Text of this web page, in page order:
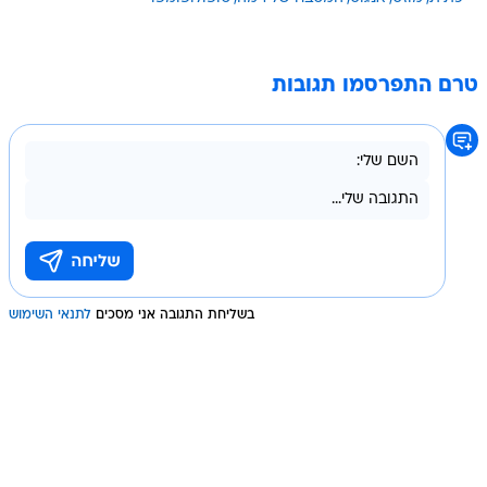
טרם התפרסמו תגובות
בשליחת התגובה אני מסכים לתנאי השימוש